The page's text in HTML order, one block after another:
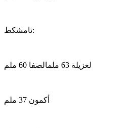
تامشكط:
لعزيلة 63 ملمالصفا 60 ملم
أكمون 37 ملم